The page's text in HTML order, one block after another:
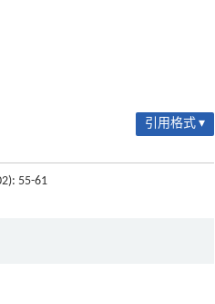
引用格式 ▾
55-61